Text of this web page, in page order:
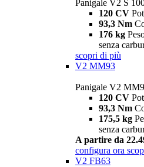
Panigale V2 S
120 CV
93,3 Nm
176 kg
senza
scopri di più
V2 MM93
Panigale V2
120 CV
93,3 Nm
175,5 kg
senza
A partire da
configura ora
V2 FB63